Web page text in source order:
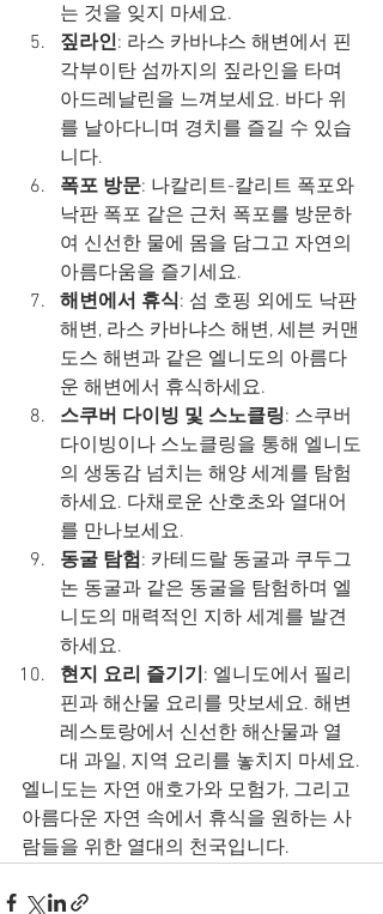
는 것을 잊지 마세요.
짚라인: 라스 카바냐스 해변에서 핀
각부이탄 섬까지의 짚라인을 타며
아드레날린을 느껴보세요. 바다 위
를 날아다니며 경치를 즐길 수 있습
니다.
폭포 방문: 나칼리트-칼리트 폭포와
낙판 폭포 같은 근처 폭포를 방문하
여 신선한 물에 몸을 담그고 자연의
아름다움을 즐기세요.
해변에서 휴식: 섬 호핑 외에도 낙판
해변, 라스 카바냐스 해변, 세븐 커맨
도스 해변과 같은 엘니도의 아름다
운 해변에서 휴식하세요.
스쿠버 다이빙 및 스노클링: 스쿠버
다이빙이나 스노클링을 통해 엘니도
의 생동감 넘치는 해양 세계를 탐험
하세요. 다채로운 산호초와 열대어
를 만나보세요.
동굴 탐험 : 카테드랄 동굴과 쿠두그
논 동굴과 같은 동굴을 탐험하며 엘
니도의 매력적인 지하 세계를 발견
하세요.
현지 요리 즐기기 : 엘니도에서 필리
핀과 해산물 요리를 맛보세요. 해변
레스토랑에서 신선한 해산물과 열
대 과일, 지역 요리를 놓치지 마세요.
엘니도는 자연 애호가와 모험가, 그리고
아름다운 자연 속에서 휴식을 원하는 사
람들을 위한 열대의 천국입니다.